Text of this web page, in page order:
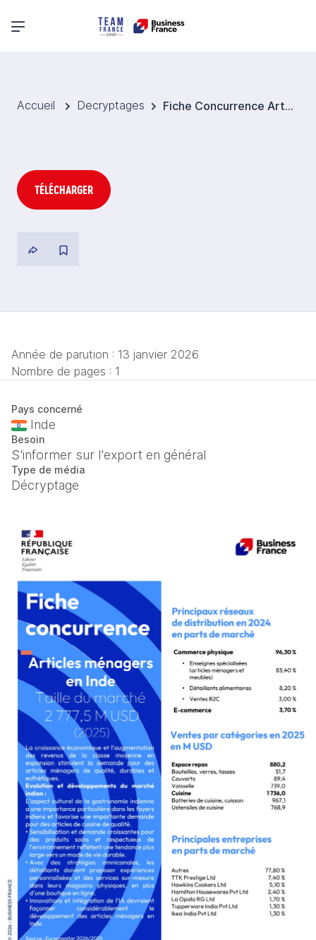
Menu principal
Accueil Decryptages Fiche Concurrence Articles ménagers en Inde
TÉLÉCHARGER
Année de parution : 13 janvier 2026
Nombre de pages : 1
Pays concerné
Inde
Besoin
S'informer sur l'export en général
Type de média
Décryptage